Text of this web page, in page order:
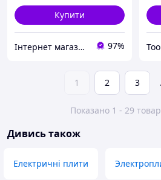
Купити
Інтернет магазин інструменту KUVALDA 97%
1 2 3
Показано 1 - 29
Дивись також
Електричні плити